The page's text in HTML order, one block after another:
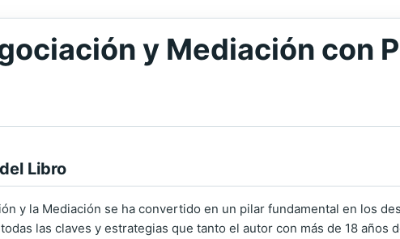
y Mediación con
Libro
y la Mediación se ha convertido en un pilar fundamental en los
las claves y estrategias que tanto el autor con más de 18 años